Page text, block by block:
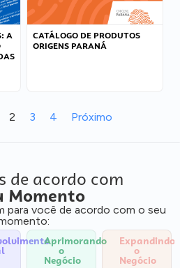
A
CATÁLOGO DE PRODUTOS
ORIGENS PARANÁ
2 3 4 Próximo
de acordo com
Momento
para você de acordo com o seu
Aprimorando
o
Negócio
Expandindo
o
Negócio